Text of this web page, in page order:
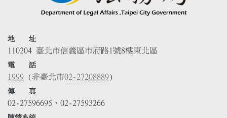
地 址
110204 臺北市信義區市府路1號8樓東北區
電 話
1999 (非臺北市02-27208889)
傳 真
02-27596695、02-27593266